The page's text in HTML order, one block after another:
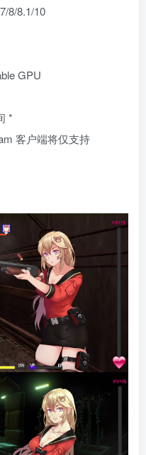
8/8.1/10
GPU
*
客户端将仅支持